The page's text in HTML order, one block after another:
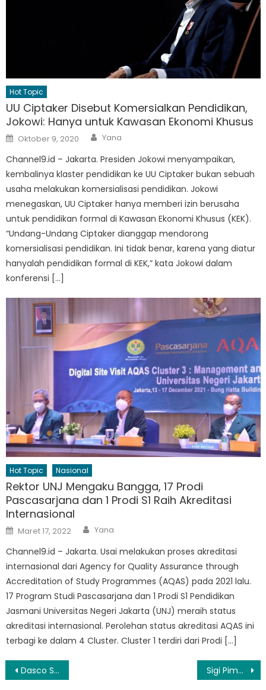
Hot Topic
UU Ciptaker Disebut Komersialkan Pendidikan,
Jokowi: Hanya untuk Kawasan Ekonomi Khusus
Posted
on
Oktober 9, 2020 Author
Yana
Channel9.id – Jakarta. Presiden Jokowi menyampaikan,
kembalinya klaster pendidikan ke UU Ciptaker bukan sebuah
usaha melakukan komersialisasi pendidikan. Jokowi
menegaskan, UU Ciptaker hanya memberi izin berusaha
untuk pendidikan formal di Kawasan Ekonomi Khusus (KEK).
“Undang-Undang Ciptaker dianggap mendorong
komersialisasi pendidikan. Ini tidak benar, karena yang diatur
hanyalah pendidikan formal di KEK,” kata Jokowi dalam
konferensi […]
Hot Topic Nasional
Rektor UNJ Mengaku Bangga, 17 Prodi
Pascasarjana dan 1 Prodi S1 Raih Akreditasi
Internasional
Posted
on
Maret 17, 2022 Author
Yana
Channel9.id – Jakarta. Usai melakukan proses akreditasi
internasional dari Agency for Quality Assurance through
Accreditation of Study Programmes (AQAS) pada 2021 lalu.
17 Program Studi Pascasarjana dan 1 Prodi S1 Pendidikan
Jasmani Universitas Negeri Jakarta (UNJ) meraih status
akreditasi internasional. Perolehan status akreditasi AQAS ini
terbagi ke dalam 4 Cluster. Cluster 1 terdiri dari Prodi […]
Navigasi
Dasco Sambut Baik Perombakan Pimpinan BGN, Nilai Pemerintah Responsif terhadap Masukan Publik Sigi Pimpin Pengendalian Inflasi di Sulawesi, Kemendagri Apresiasi Kinerja Pemda